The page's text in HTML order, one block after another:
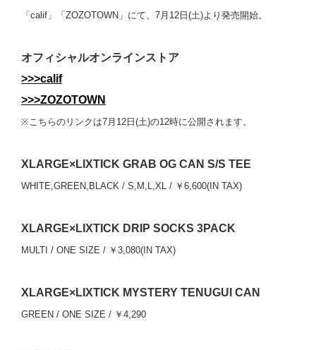
「calif」「ZOZOTOWN」にて、7月12日(土)より発売開始。
オフィシャルオンラインストア
>>>calif
>>>ZOZOTOWN
※こちらのリンクは7月12日(土)の12時に公開されます。
XLARGE×LIXTICK GRAB OG CAN S/S TEE
WHITE,GREEN,BLACK / S,M,L,XL / ￥6,600(IN TAX)
XLARGE×LIXTICK DRIP SOCKS 3PACK
MULTI / ONE SIZE / ￥3,080(IN TAX)
XLARGE×LIXTICK MYSTERY TENUGUI CAN
GREEN / ONE SIZE / ￥4,290